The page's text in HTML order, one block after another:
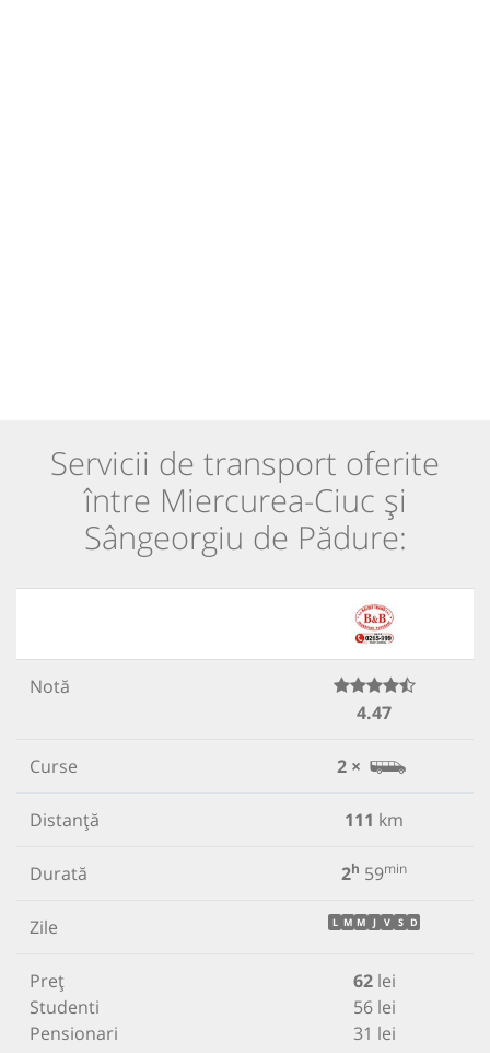
Servicii de transport oferite
între Miercurea-Ciuc și
Sângeorgiu de Pădure:
Notă
4.47
Curse 2 ×
Distanță 111 km
Durată 2h 59min
Zile L M M J V S D
Preț
Studenti
Pensionari
62lei
56 lei
31 lei